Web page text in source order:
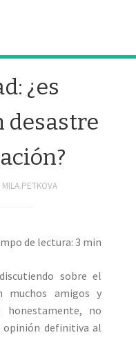
¿es
desastre
MILA.PETKOVA
de lectura: 3 min
sobre el
muchos amigos y
no
opinión definitiva al